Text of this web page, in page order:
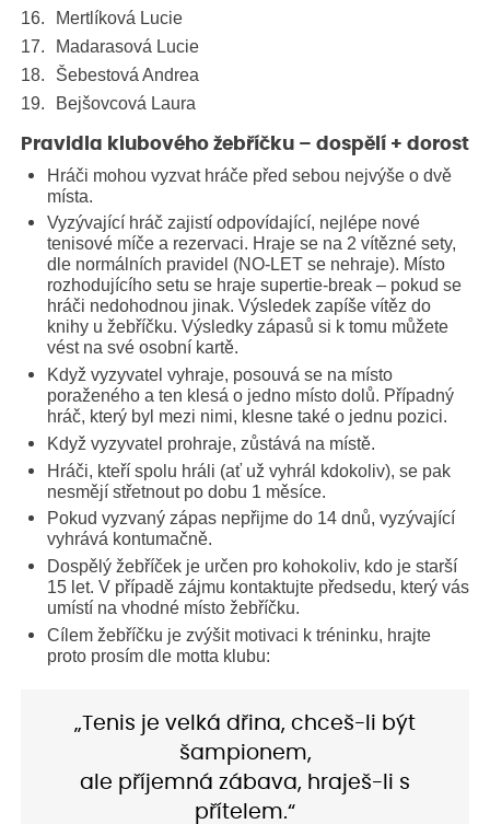
Mertlíková Lucie
Madarasová Lucie
Šebestová Andrea
Bejšovcová Laura
Pravidla klubového žebříčku – dospělí + dorost
Hráči mohou vyzvat hráče před sebou nejvýše o dvě
místa.
Vyzývající hráč zajistí odpovídající, nejlépe nové
tenisové míče a rezervaci. Hraje se na 2 vítězné sety,
dle normálních pravidel (NO-LET se nehraje). Místo
rozhodujícího setu se hraje supertie-break – pokud se
hráči nedohodnou jinak. Výsledek zapíše vítěz do
knihy u žebříčku. Výsledky zápasů si k tomu můžete
vést na své osobní kartě.
Když vyzyvatel vyhraje, posouvá se na místo
poraženého a ten klesá o jedno místo dolů. Případný
hráč, který byl mezi nimi, klesne také o jednu pozici.
Když vyzyvatel prohraje, zůstává na místě.
Hráči, kteří spolu hráli (ať už vyhrál kdokoliv), se pak
nesmějí střetnout po dobu 1 měsíce.
Pokud vyzvaný zápas nepřijme do 14 dnů, vyzývající
vyhrává kontumačně.
Dospělý žebříček je určen pro kohokoliv, kdo je starší
15 let. V případě zájmu kontaktujte předsedu, který vás
umístí na vhodné místo žebříčku.
Cílem žebříčku je zvýšit motivaci k tréninku, hrajte
proto prosím dle motta klubu:
„Tenis je velká dřina, chceš-li být
šampionem,
ale příjemná zábava, hraješ-li s
přítelem.“